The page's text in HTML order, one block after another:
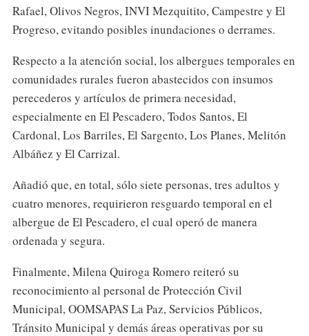
Rafael, Olivos Negros, INVI Mezquitito, Campestre y El
Progreso, evitando posibles inundaciones o derrames.
Respecto a la atención social, los albergues temporales en
comunidades rurales fueron abastecidos con insumos
perecederos y artículos de primera necesidad,
especialmente en El Pescadero, Todos Santos, El
Cardonal, Los Barriles, El Sargento, Los Planes, Melitón
Albáñez y El Carrizal.
Añadió que, en total, sólo siete personas, tres adultos y
cuatro menores, requirieron resguardo temporal en el
albergue de El Pescadero, el cual operó de manera
ordenada y segura.
Finalmente, Milena Quiroga Romero reiteró su
reconocimiento al personal de Protección Civil
Municipal, OOMSAPAS La Paz, Servicios Públicos,
Tránsito Municipal y demás áreas operativas por su